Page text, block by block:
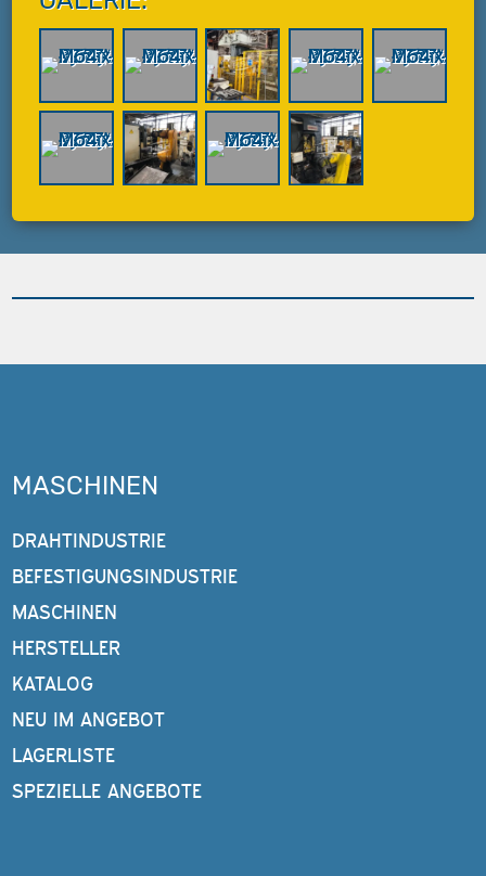
MASCHINEN
DRAHTINDUSTRIE
BEFESTIGUNGSINDUSTRIE
MASCHINEN
HERSTELLER
KATALOG
NEU IM ANGEBOT
LAGERLISTE
SPEZIELLE ANGEBOTE